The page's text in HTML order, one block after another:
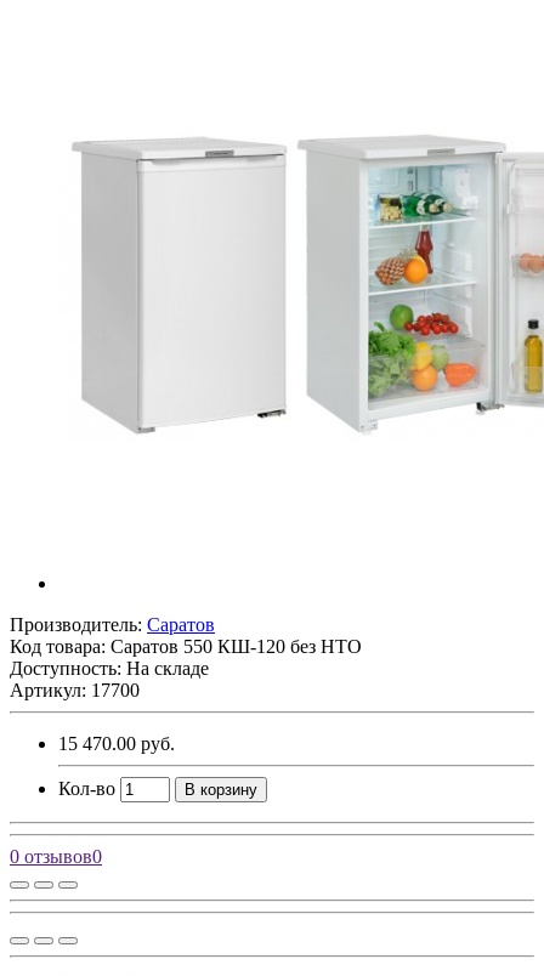
Производитель: Саратов
Код товара: Саратов 550 КШ-120 без НТО
Доступность: На складе
Артикул: 17700
15 470.00 руб.
Кол-во В корзину
0 отзывов0